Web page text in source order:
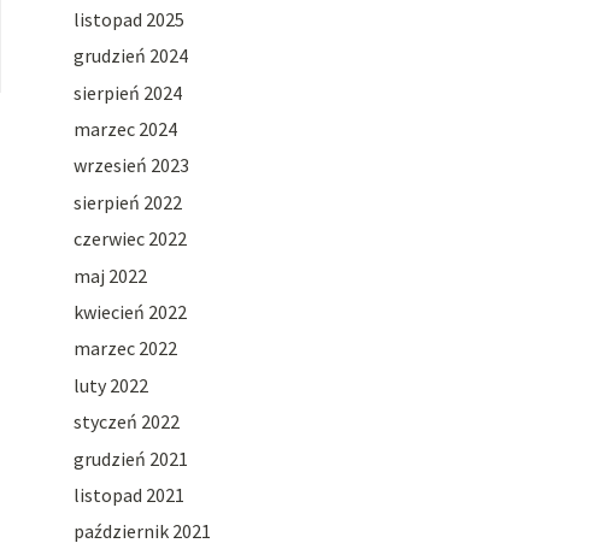
listopad 2025
grudzień 2024
sierpień 2024
marzec 2024
wrzesień 2023
sierpień 2022
czerwiec 2022
maj 2022
kwiecień 2022
marzec 2022
luty 2022
styczeń 2022
grudzień 2021
listopad 2021
październik 2021